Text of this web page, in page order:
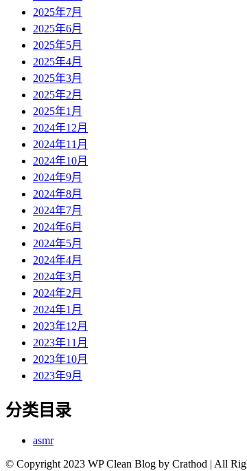
2025年7月
2025年6月
2025年5月
2025年4月
2025年3月
2025年2月
2025年1月
2024年12月
2024年11月
2024年10月
2024年9月
2024年8月
2024年7月
2024年6月
2024年5月
2024年4月
2024年3月
2024年2月
2024年1月
2023年12月
2023年11月
2023年10月
2023年9月
分类目录
asmr
© Copyright 2023 WP Clean Blog by Crathod | All